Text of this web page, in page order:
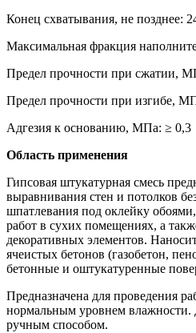
Конец схватывания, не позднее:
Максимальная фракция
Предел прочности при сжатии,
Предел прочности при изгибе,
Адгезия к основанию, МПа: ≥ 0,3
Область применения
Гипсовая штукатурная смесь
выравнивания стен и потолков
шпатлевания под оклейку
работ в сухих помещениях, а
декоративных элементов.
ячеистых бетонов (газобетон,
бетонные и оштукатуренные
Предназначена для проведения
нормальным уровнем влажности.
ручным способом.